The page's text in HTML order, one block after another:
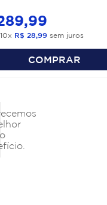
,99
10x R$ 28,99 sem juros
COMPRAR